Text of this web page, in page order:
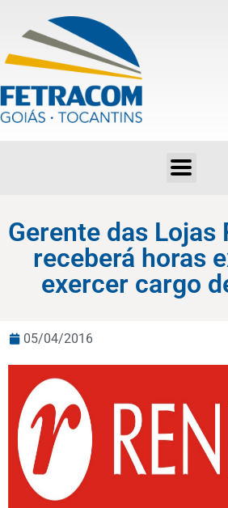
Gerente das Lojas
receberá horas
exercer cargo
05/04/2016